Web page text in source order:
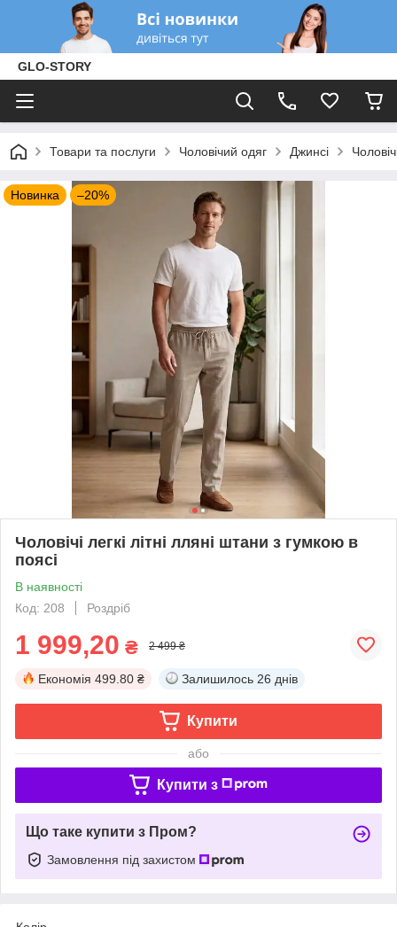
GLO-STORY
Товари та послуги Чоловічий одяг Джинсі
Новинка –20%
Чоловічі легкі літні лляні штани з гумкою в
поясі
В наявності
Код: 208
Роздріб
1 999,20 ₴ 2 499 ₴
Економія 499.80 ₴ Залишилось 26 днів
Купити
або
Купити з
Що таке купити з Пром?
Замовлення під захистом